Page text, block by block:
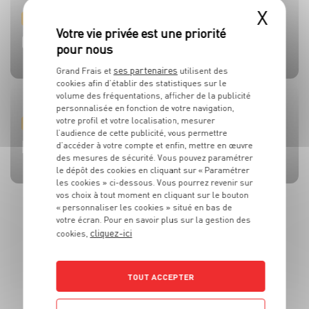
TOMATES
BRUSCHETTA FRAISES TOMATES MOZZA
ACTUALITE
L’HUILE QUI FAIT TOUTE LA DIFFÉRENCE !
BEAUFORT AOP
SALADE MOZZARELLA, PÊCHE ET AVOCAT
CÔTE DE BŒUF
CÔTE DE BOEUF AU ROQUEFORT
MOULES DE BOUCHOT AOP DE LA BAIE DU MONT-SAINT-
BROCHETTES DE SARDINES ET SAUCE À LA MENTHE
X
Grand Frais et ses partenaires utilisent des
cookies afin d’établir des statistiques sur le
volume des fréquentations, afficher de la publicité
personnalisée en fonction de votre navigation,
votre profil et votre localisation, mesurer
l’audience de cette publicité, vous permettre
d’accéder à votre compte et enfin, mettre en œuvre
des mesures de sécurité. Vous pouvez paramétrer
le dépôt des cookies en cliquant sur « Paramétrer
les cookies » ci-dessous. Vous pourrez revenir sur
vos choix à tout moment en cliquant sur le bouton
« personnaliser les cookies » situé en bas de
votre écran. Pour en savoir plus sur la gestion des
cookies, cliquez-ici
TOUT ACCEPTER